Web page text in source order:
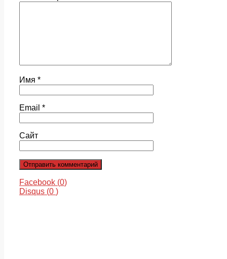
Имя *
Email *
Сайт
Facebook (0)
Disqus (0 )